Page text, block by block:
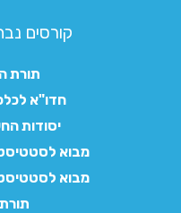
קורסים
תורת
חדו"א לכלכלה
יסודות
מבוא
מבוא